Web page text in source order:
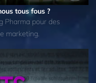
tous fous ?
Pharma pour des
marketing.